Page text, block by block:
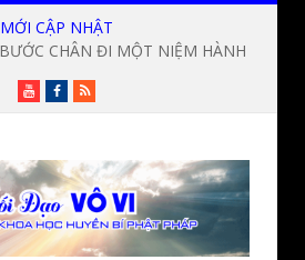
MỚI CẬP NHẬT
YoutubeFacebook
RSS